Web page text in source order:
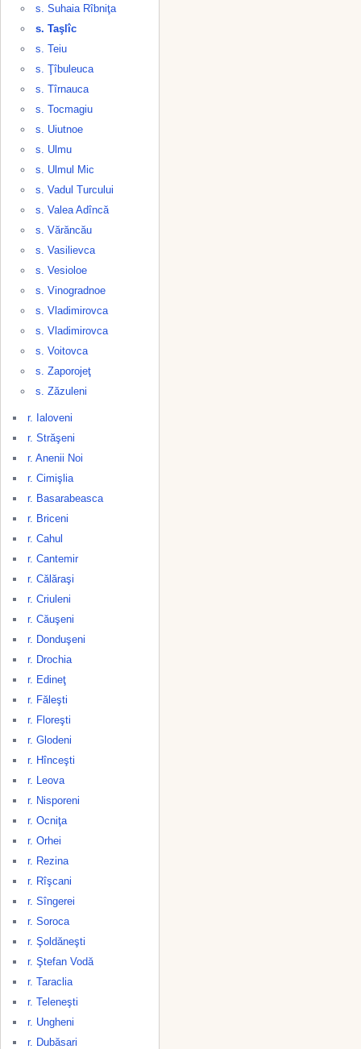
s. Suhaia Rîbniţa
s. Taşlîc
s. Teiu
s. Ţîbuleuca
s. Tîrnauca
s. Tocmagiu
s. Uiutnoe
s. Ulmu
s. Ulmul Mic
s. Vadul Turcului
s. Valea Adîncă
s. Vărăncău
s. Vasilievca
s. Vesioloe
s. Vinogradnoe
s. Vladimirovca
s. Vladimirovca
s. Voitovca
s. Zaporojeţ
s. Zăzuleni
r. Ialoveni
r. Străşeni
r. Anenii Noi
r. Cimişlia
r. Basarabeasca
r. Briceni
r. Cahul
r. Cantemir
r. Călăraşi
r. Criuleni
r. Căuşeni
r. Donduşeni
r. Drochia
r. Edineţ
r. Făleşti
r. Floreşti
r. Glodeni
r. Hînceşti
r. Leova
r. Nisporeni
r. Ocniţa
r. Orhei
r. Rezina
r. Rîşcani
r. Sîngerei
r. Soroca
r. Şoldăneşti
r. Ştefan Vodă
r. Taraclia
r. Teleneşti
r. Ungheni
r. Dubăsari